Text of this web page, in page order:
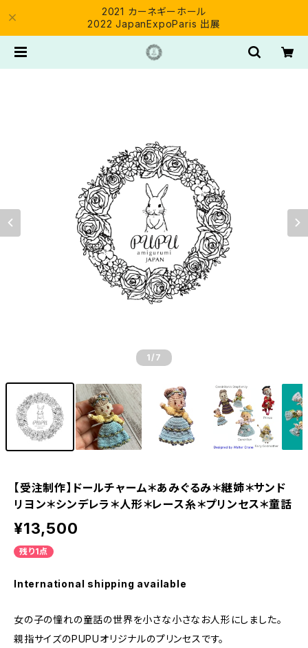
2021 カーネギーホール
2022 JapanExpoParis 出展
1 /7
【受注制作】ドールチャーム＊あみぐるみ＊継姉＊サンド
リヨン＊シンデレラ＊人形＊レース糸＊プリンセス＊童話
¥13,500
残り1点
International shipping available
女の子の憧れの童話の世界を小さな小さなお人形にしました。
親指サイズのPUPUオリジナルのプリンセスです。